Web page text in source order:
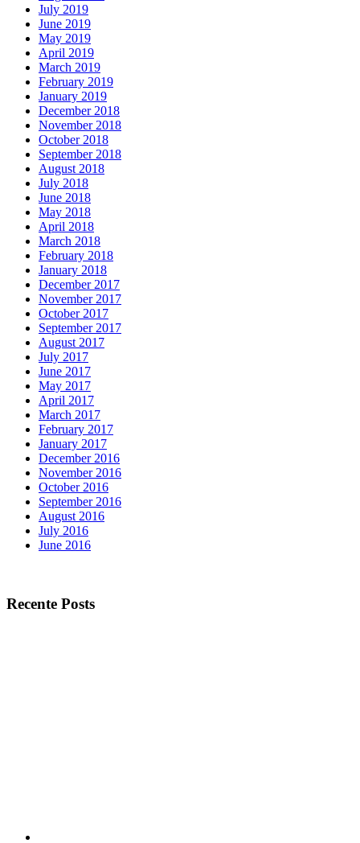
July 2019
June 2019
May 2019
April 2019
March 2019
February 2019
January 2019
December 2018
November 2018
October 2018
September 2018
August 2018
July 2018
June 2018
May 2018
April 2018
March 2018
February 2018
January 2018
December 2017
November 2017
October 2017
September 2017
August 2017
July 2017
June 2017
May 2017
April 2017
March 2017
February 2017
January 2017
December 2016
November 2016
October 2016
September 2016
August 2016
July 2016
June 2016
Recente Posts